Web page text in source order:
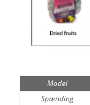
Model
Spænding